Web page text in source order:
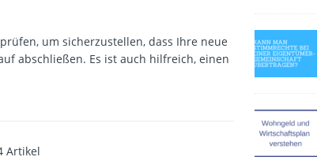
um sicherzustellen, dass Ihre neue
abschließen. Es ist auch hilfreich, einen
Artikel